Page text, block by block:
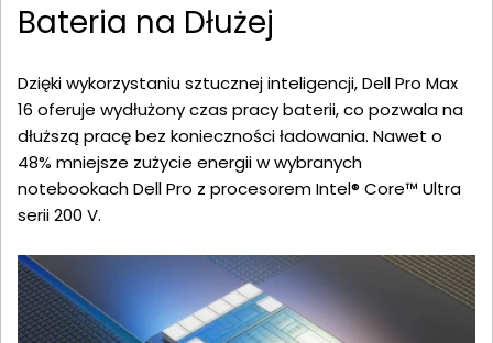
Bateria na Dłużej
Dzięki wykorzystaniu sztucznej inteligencji, Dell Pro Max
16 oferuje wydłużony czas pracy baterii, co pozwala na
dłuższą pracę bez konieczności ładowania. Nawet o
48% mniejsze zużycie energii w wybranych
notebookach Dell Pro z procesorem Intel® Core™ Ultra
serii 200 V.